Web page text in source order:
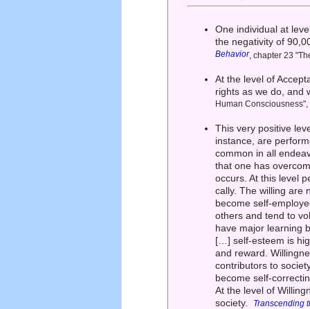
One individual at
the negativity of
Behavior, chapter 23
At the level of
rights as we do, and
Human
This very positive
instance, are
common in all
that one has
occurs. At this level
cally. The willing are
become self-
others and tend to
have major learning
[…] self-esteem is
and reward.
contributors to
become self-
At the level of
society.
Transcending